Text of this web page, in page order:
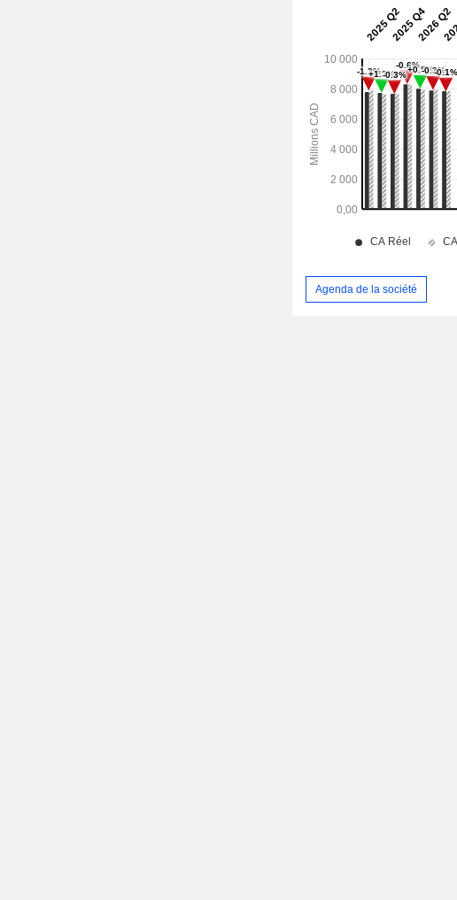
Agenda de la société